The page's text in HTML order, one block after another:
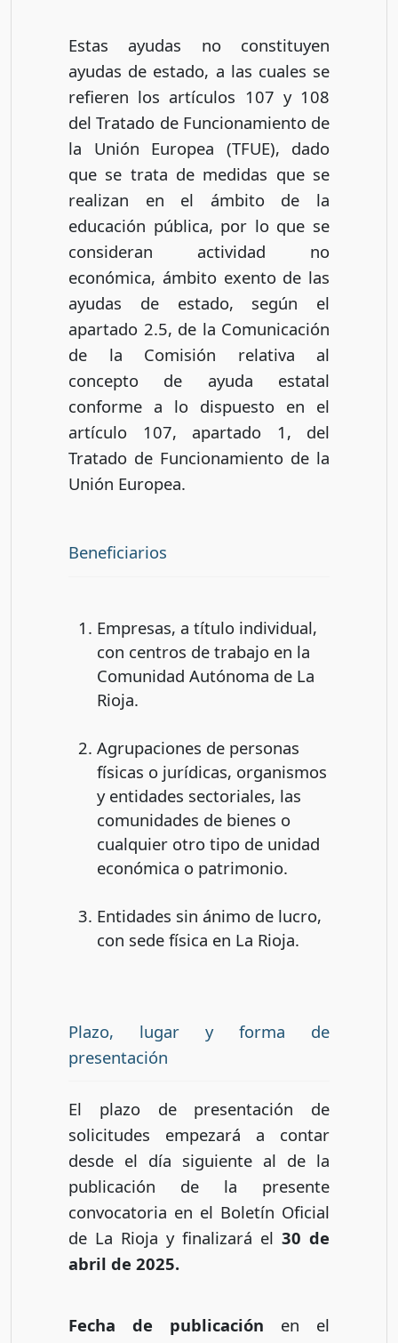
Estas ayudas no constituyen
ayudas de estado, a las cuales se
refieren los artículos 107 y 108
del Tratado de Funcionamiento de
la Unión Europea (TFUE), dado
que se trata de medidas que se
realizan en el ámbito de la
educación pública, por lo que se
consideran actividad no
económica, ámbito exento de las
ayudas de estado, según el
apartado 2.5, de la Comunicación
de la Comisión relativa al
concepto de ayuda estatal
conforme a lo dispuesto en el
artículo 107, apartado 1, del
Tratado de Funcionamiento de la
Unión Europea.
Beneficiarios
Empresas, a título individual,
con centros de trabajo en la
Comunidad Autónoma de La
Rioja.
Agrupaciones de personas
físicas o jurídicas, organismos
y entidades sectoriales, las
comunidades de bienes o
cualquier otro tipo de unidad
económica o patrimonio.
Entidades sin ánimo de lucro,
con sede física en La Rioja.
Plazo, lugar y forma de
presentación
El plazo de presentación de
solicitudes empezará a contar
desde el día siguiente al de la
publicación de la presente
convocatoria en el Boletín Oficial
de La Rioja y finalizará el 30 de
abril de 2025.
Fecha de publicación en el